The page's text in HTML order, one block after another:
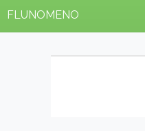
FLUNOMENO